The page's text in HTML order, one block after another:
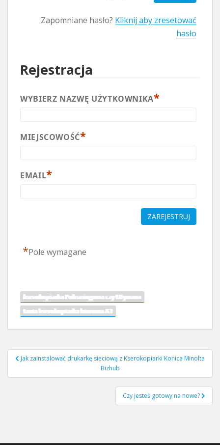
Zapomniane hasło? Kliknij aby zresetować
hasło
Rejestracja
WYBIERZ NAZWĘ UŻYTKOWNIKA*
MIEJSCOWOŚĆ*
EMAIL*
*Pole wymagane
kserokopiarka Poleasingowa czy Używana
tania kserokopiarka biurowa A3
Nawigacja
Jak zainstalować drukarkę sieciową z Kserokopiarki Konica Minolta
Bizhub
Czy jesteś gotowy na nowe?